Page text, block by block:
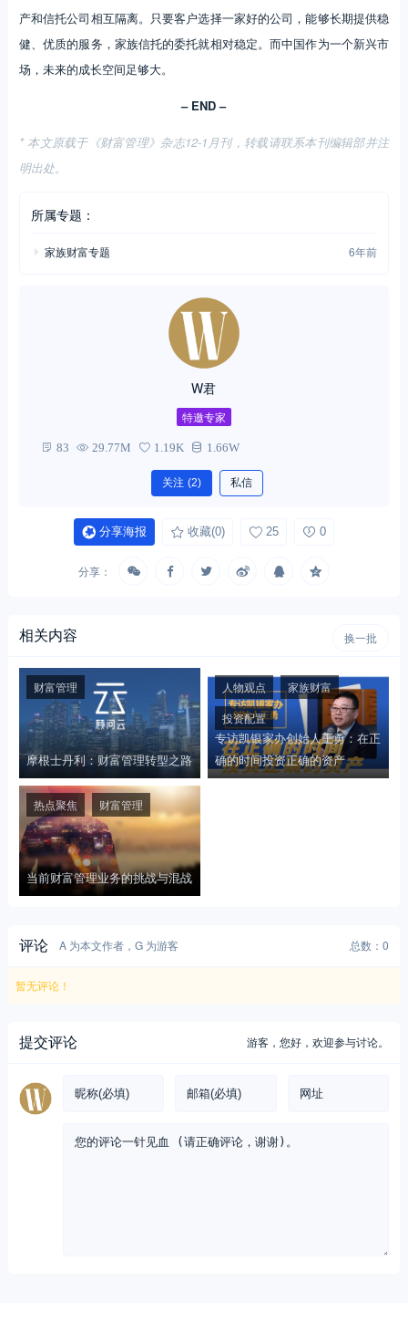
产和信托公司相互隔离。只要客户选择一家好的公司，能够长期提供稳
健、优质的服务，家族信托的委托就相对稳定。而中国作为一个新兴市
场，未来的成长空间足够大。
– END –
* 本文原载于《财富管理》杂志12-1月刊，转载请联系本刊编辑部并注
明出处。
所属专题：
家族财富专题 6年前
W君
特邀专家
83 29.77M 1.19K 1.66W
关注 (2) 私信
分享海报 收藏(0) 25 0
分享：
相关内容 换一批
摩根士丹利：财富管理转型之路
财富管理
专访凯银家办创始人王勇：在正
确的时间投资正确的资产
人物观点
家族财富
投资配置
当前财富管理业务的挑战与混战
热点聚焦 财富管理
评论 A 为本文作者，G 为游客 总数：0
暂无评论！
提交评论 游客，您好，欢迎参与讨论。